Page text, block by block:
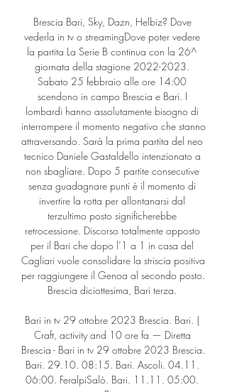
Brescia Bari, Sky, Dazn, Helbiz? Dove
vederla in tv o streamingDove poter vedere
la partita La Serie B continua con la 26^
giornata della stagione 2022-2023.
Sabato 25 febbraio alle ore 14:00
scendono in campo Brescia e Bari. I
lombardi hanno assolutamente bisogno di
interrompere il momento negativo che stanno
attraversando. Sarà la prima partita del neo
tecnico Daniele Gastaldello intenzionato a
non sbagliare. Dopo 5 partite consecutive
senza guadagnare punti è il momento di
invertire la rotta per allontanarsi dal
terzultimo posto significherebbe
retrocessione. Discorso totalmente opposto
per il Bari che dopo l’1 a 1 in casa del
Cagliari vuole consolidare la striscia positiva
per raggiungere il Genoa al secondo posto.
Brescia diciottesima, Bari terza.
Bari in tv 29 ottobre 2023 Brescia. Bari. |
Craft, activity and 10 ore fa — Diretta
Brescia - Bari in tv 29 ottobre 2023 Brescia.
Bari. 29.10. 08:15. Bari. Ascoli. 04.11.
06:00. FeralpiSalò. Bari. 11.11. 05:00.